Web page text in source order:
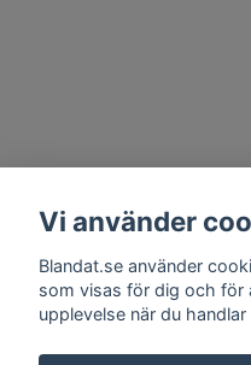
Vi använder
Blandat.se använder
som visas för dig och för
upplevelse när du